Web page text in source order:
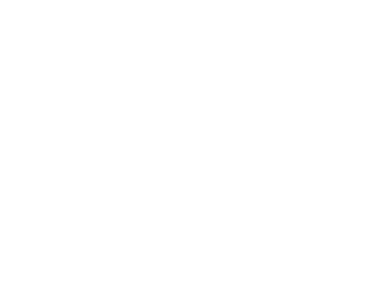
folgende Links abrufen:
Ulm
Stuttgart
Mannheim
Freiburg